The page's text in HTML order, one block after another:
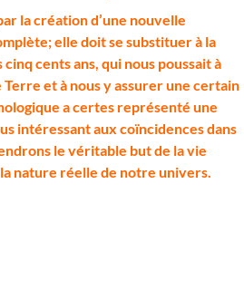
la création d’une nouvelle
elle doit se substituer à la
cents ans, qui nous poussait à
et à nous y assurer une certain
a certes représenté une
intéressant aux coïncidences dans
le véritable but de la vie
nature réelle de notre univers.